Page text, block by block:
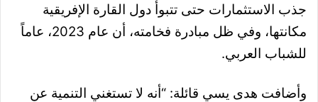
جذب الاستثمارات حتى تتبوأ دول القارة الإفريقية
مكانتها، وفي ظل مبادرة فخامته، أن عام 2023، عاماً
للشباب العربي.
وأضافت هدى يسي قائلة: “أنه لا تستغني التنمية عن